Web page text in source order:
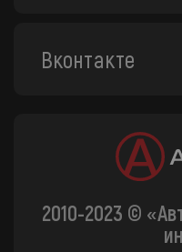
Вконтакте
2010-2023 ©